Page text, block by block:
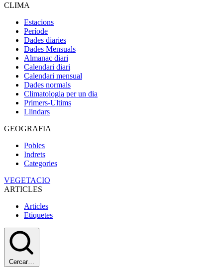
CLIMA
Estacions
Període
Dades diaries
Dades Mensuals
Almanac diari
Calendari diari
Calendari mensual
Dades normals
Climatologia per un dia
Primers-Ultims
Llindars
GEOGRAFIA
Pobles
Indrets
Categories
VEGETACIO
ARTICLES
Articles
Etiquetes
Cercar…